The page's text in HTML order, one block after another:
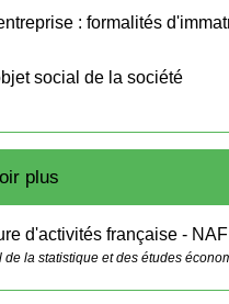
: formalités
social de la société
plus
d'activités française - NAF
de la statistique et des études